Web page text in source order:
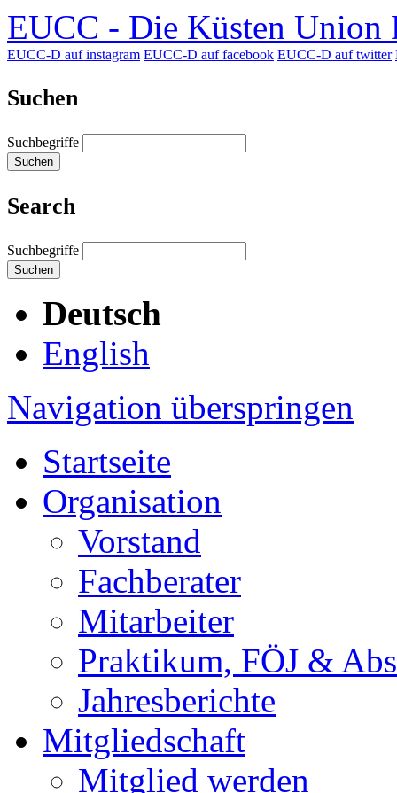
EUCC - Die Küsten Union
EUCC-D auf instagram EUCC-D auf facebook EUCC-D auf twitter
Suchen
Suchbegriffe
Suchen
Search
Suchbegriffe
Suchen
Deutsch
English
Navigation überspringen
Startseite
Organisation
Vorstand
Fachberater
Mitarbeiter
Praktikum, FÖJ &
Jahresberichte
Mitgliedschaft
Mitglied werden